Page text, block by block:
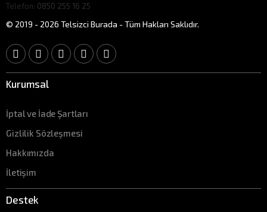
Telefon: 0850 255 16 25
© 2019 - 2026 Telsizci Burada - Tüm Hakları Saklıdır.
Kurumsal
İptal ve İade Şartları
Gizlilik Sözleşmesi
Hakkımızda
İletişim
Destek